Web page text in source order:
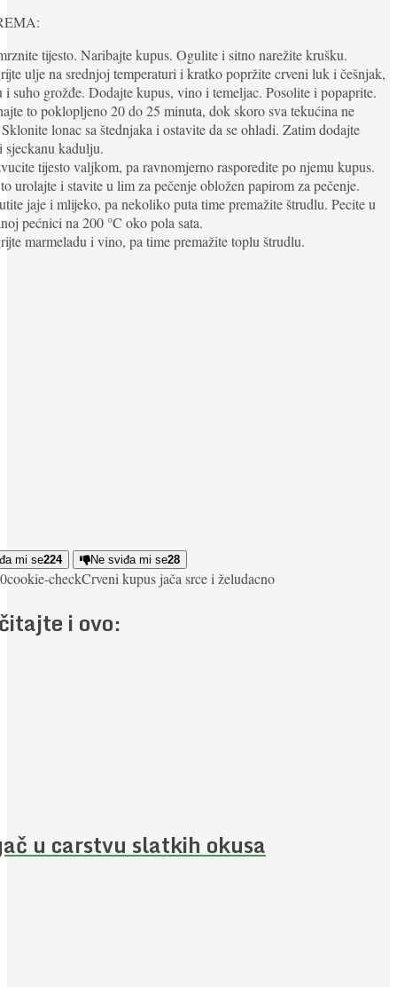
tijesto. Naribajte kupus. Ogulite i sitno narežite krušku.
ulje na srednjoj temperaturi i kratko popržite crveni luk i češnjak,
i suho grožđe. Dodajte kupus, vino i temeljac. Posolite i popaprite.
to poklopljeno 20 do 25 minuta, dok skoro sva tekućina ne
lonac sa štednjaka i ostavite da se ohladi. Zatim dodajte
sjeckanu kadulju.
tijesto valjkom, pa ravnomjerno rasporedite po njemu kupus.
urolajte i stavite u lim za pečenje obložen papirom za pečenje.
jaje i mlijeko, pa nekoliko puta time premažite štrudlu. Pecite u
pećnici na 200 °C oko pola sata.
marmeladu i vino, pa time premažite toplu štrudlu.
mi se224 Ne sviđa mi se28
0cookie-checkCrveni kupus jača srce i želudacno
i ovo:
u carstvu slatkih okusa